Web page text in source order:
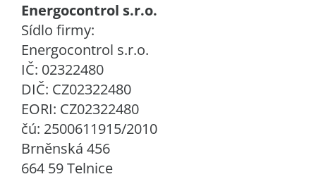
Energocontrol s.r.o.
Sídlo firmy:
Energocontrol s.r.o.
IČ: 02322480
DIČ: CZ02322480
EORI: CZ02322480
čú: 2500611915/2010
Brněnská 456
664 59 Telnice